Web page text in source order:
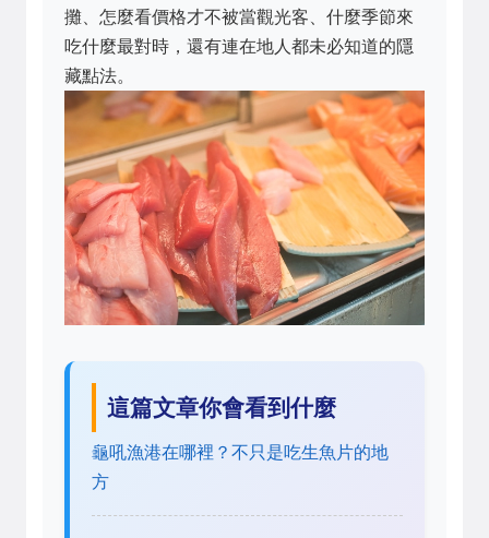
攤、怎麼看價格才不被當觀光客、什麼季節來
吃什麼最對時，還有連在地人都未必知道的隱
藏點法。
這篇文章你會看到什麼
龜吼漁港在哪裡？不只是吃生魚片的地
方